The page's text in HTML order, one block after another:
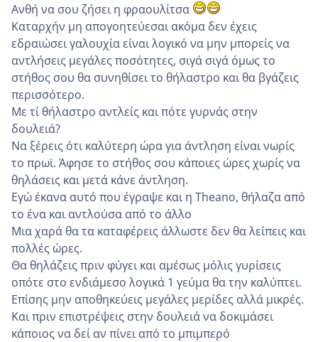
Ανθή να σου ζήσει η φραουλίτσα
Καταρχήν μη απογοητεύεσαι ακόμα δεν έχεις
εδραιώσει γαλουχία είναι λογικό να μην μπορείς να
αντλήσεις μεγάλες ποσότητες, σιγά σιγά όμως το
στήθος σου θα συνηθίσει το θήλαστρο και θα βγάζεις
περισσότερο.
Με τί θήλαστρο αντλείς και πότε γυρνάς στην
δουλειά?
Να ξέρεις ότι καλύτερη ώρα για άντληση είναι νωρίς
το πρωϊ. Άφησε το στήθος σου κάποιες ώρες χωρίς να
θηλάσεις και μετά κάνε άντληση.
Εγώ έκανα αυτό που έγραψε και η Theano, θήλαζα από
το ένα και αντλούσα από το άλλο
Μια χαρά θα τα καταφέρεις άλλωστε δεν θα λείπεις και
πολλές ώρες.
Θα θηλάζεις πριν φύγει και αμέσως μόλις γυρίσεις
οπότε στο ενδιάμεσο λογικά 1 γεύμα θα την καλύπτει.
Επίσης μην αποθηκεύεις μεγάλες μερίδες αλλά μικρές.
Και πριν επιστρέψεις στην δουλειά να δοκιμάσει
κάποιος να δεί αν πίνει από το μπιμπερό